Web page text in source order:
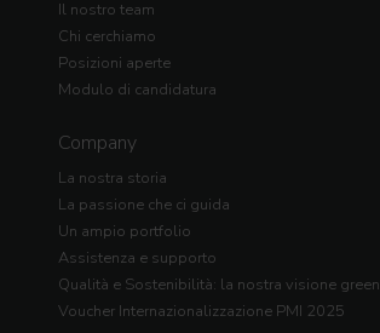
Il nostro team
Chi cerchiamo
Posizioni aperte
Modulo di candidatura
Company
La nostra storia
La passione che ci guida
Un ampio portfolio
Assistenza e supporto
Qualità e Sostenibilità: la nostra visione green
Voucher Internazionalizzazione PMI 2025